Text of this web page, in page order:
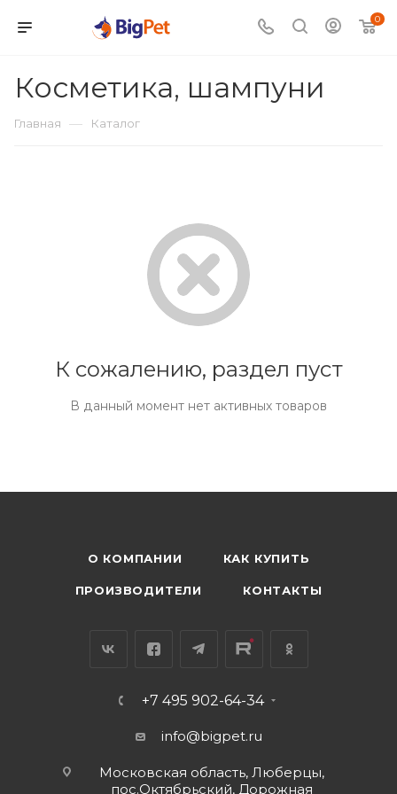
0
Косметика, шампуни
Главная — Каталог
К сожалению, раздел пуст
В данный момент нет активных товаров
О КОМПАНИИ КАК КУПИТЬ
ПРОИЗВОДИТЕЛИ КОНТАКТЫ
+7 495 902-64-34
info@bigpet.ru
Московская область, Люберцы,
пос.Октябрьский, Дорожная